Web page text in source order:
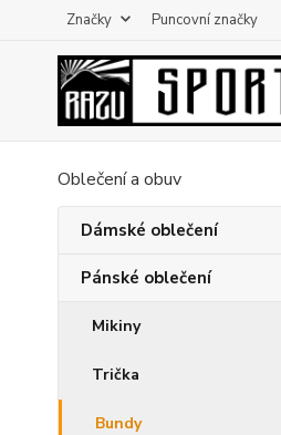
Značky Puncovní značky
Oblečení a obuv
Dámské oblečení
Pánské oblečení
Mikiny
Trička
Bundy